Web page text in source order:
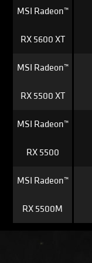
MSI Radeon™
RX 5600 XT
MSI Radeon™
RX 5500 XT
MSI Radeon™
RX 5500
MSI Radeon™
RX 5500M